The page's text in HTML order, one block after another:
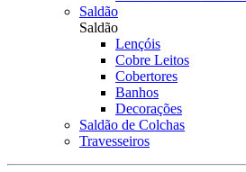
Saldão
Saldão
Lençóis
Cobre Leitos
Cobertores
Banhos
Decorações
Saldão de Colchas
Travesseiros